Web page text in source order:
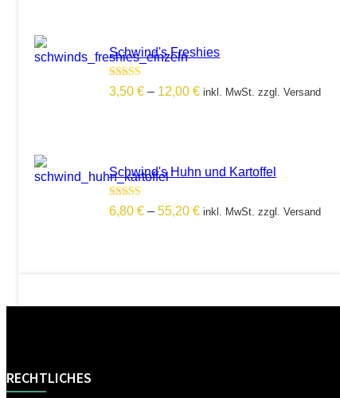
Schwind's Freshies
Bewertet mit
5.00von 5
3,50 € – 12,00 €Preisspanne:
inkl. MwSt. zzgl. Versand
Schwind's Huhn und Kartoffel
Bewertet mit
5.00von 5
6,80 € – 55,20 €Preisspanne:
inkl. MwSt. zzgl. Versand
RECHTLICHES